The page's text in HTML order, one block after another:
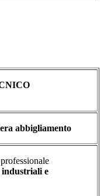
abbigliamento
e